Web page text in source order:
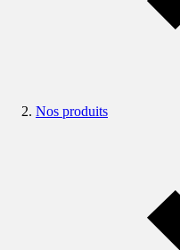
Nos produits